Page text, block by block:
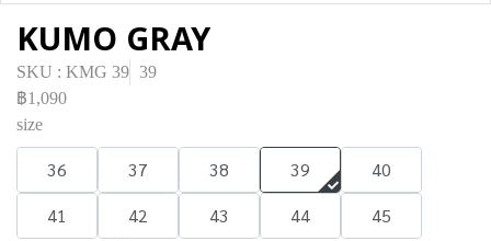
KUMO GRAY
SKU : KMG 39 39
฿1,090
size
36 37 38 39
40
41
42 43 44 45